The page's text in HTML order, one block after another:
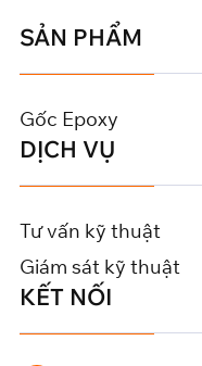
SẢN PHẨM
Gốc Epoxy
DỊCH VỤ
Tư vấn kỹ thuật
Giám sát kỹ thuật
KẾT NỐI